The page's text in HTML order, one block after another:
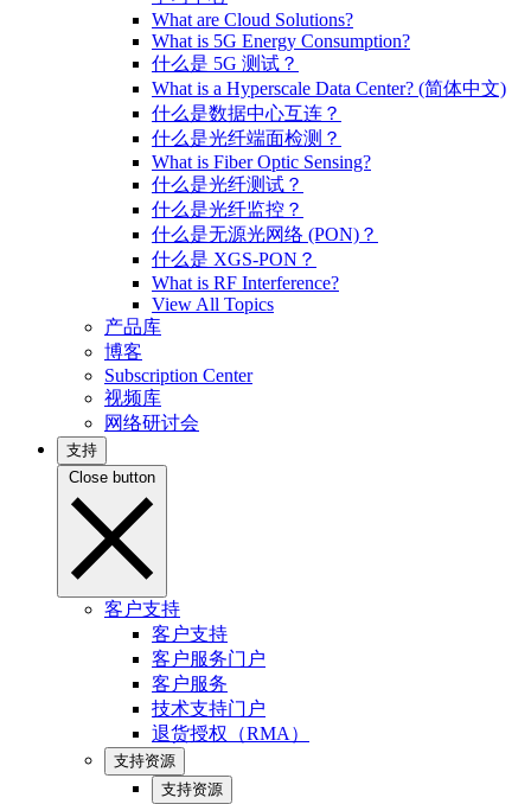
What are Cloud Solutions?
What is 5G Energy Consumption?
什么是 5G 测试？
What is a Hyperscale Data Center? (简体中文)
什么是数据中心互连？
什么是光纤端面检测？
What is Fiber Optic Sensing?
什么是光纤测试？
什么是光纤监控？
什么是无源光网络 (PON)？
什么是 XGS-PON？
What is RF Interference?
View All Topics
产品库
博客
Subscription Center
视频库
网络研讨会
支持
Close button
客户支持
客户支持
客户服务门户
客户服务
技术支持门户
退货授权（RMA）
支持资源
支持资源